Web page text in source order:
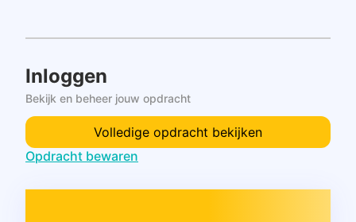
Inloggen
Bekijk en beheer jouw opdracht
Volledige opdracht bekijken
Opdracht bewaren